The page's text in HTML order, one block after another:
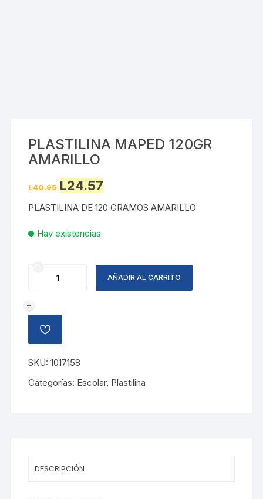
PLASTILINA MAPED 120GR
AMARILLO
L40.95 Original
price
L40.95.
L24.57price
L24.57.
PLASTILINA DE 120 GRAMOS AMARILLO
Hay existencias
PLASTILINA
MAPED
AMARILLO
cantidad
AÑADIR AL CARRITO
AÑADIR
A
LISTA
DE
DESEOS
SKU:1017158
Categorías: Escolar, Plastilina
DESCRIPCIÓN